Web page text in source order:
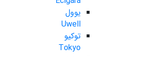
یوول
Uwell
توکیو
Tokyo